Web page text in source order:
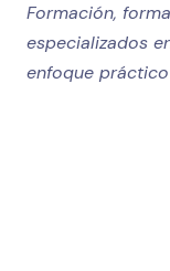
Formación,
especializados
enfoque